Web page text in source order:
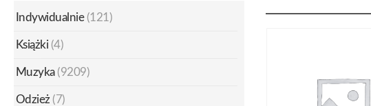
Indywidualnie (121)
Książki (4)
Muzyka (9209)
Odzież (7)